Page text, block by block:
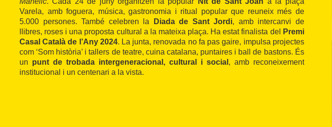
Varela, amb foguera, música, gastronomia i ritual popular que reuneix més de
5.000 persones. També celebren la
Diada de Sant Jordi, amb intercanvi de
llibres, roses i una proposta cultural a la mateixa plaça. Ha estat finalista del
Premi
Casal Català de l’Any 2024. La junta, renovada no fa pas gaire, impulsa projectes
com ‘Som història’ i tallers de teatre, cuina catalana, puntaires i ball de bastons. És
un punt de trobada intergeneracional, cultural i social , amb reconeixement
institucional i un centenari a la vista.